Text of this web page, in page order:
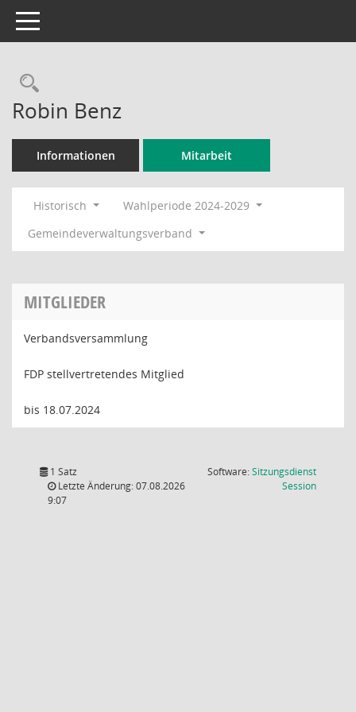
Toggle navigation
Rechercheauswahl
Robin Benz
Informationen Mitarbeit
Historisch
Wahlperiode 2024-2029
Gemeindeverwaltungsverband
MITGLIEDER
Verbandsversammlung
FDP stellvertretendes Mitglied
bis 18.07.2024
1 Satz
Letzte Änderung: 07.08.2026
9:07
Software:Sitzungsdienst
Session(Wird in